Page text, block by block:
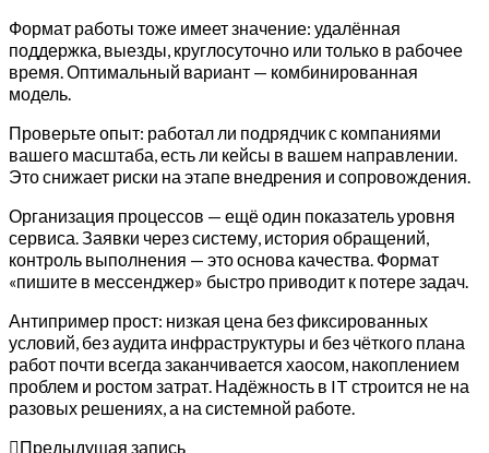
Формат работы тоже имеет значение: удалённая
поддержка, выезды, круглосуточно или только в рабочее
время. Оптимальный вариант — комбинированная
модель.
Проверьте опыт: работал ли подрядчик с компаниями
вашего масштаба, есть ли кейсы в вашем направлении.
Это снижает риски на этапе внедрения и сопровождения.
Организация процессов — ещё один показатель уровня
сервиса. Заявки через систему, история обращений,
контроль выполнения — это основа качества. Формат
«пишите в мессенджер» быстро приводит к потере задач.
Антипример прост: низкая цена без фиксированных
условий, без аудита инфраструктуры и без чёткого плана
работ почти всегда заканчивается хаосом, накоплением
проблем и ростом затрат. Надёжность в IT строится не на
разовых решениях, а на системной работе.
Предыдущая запись